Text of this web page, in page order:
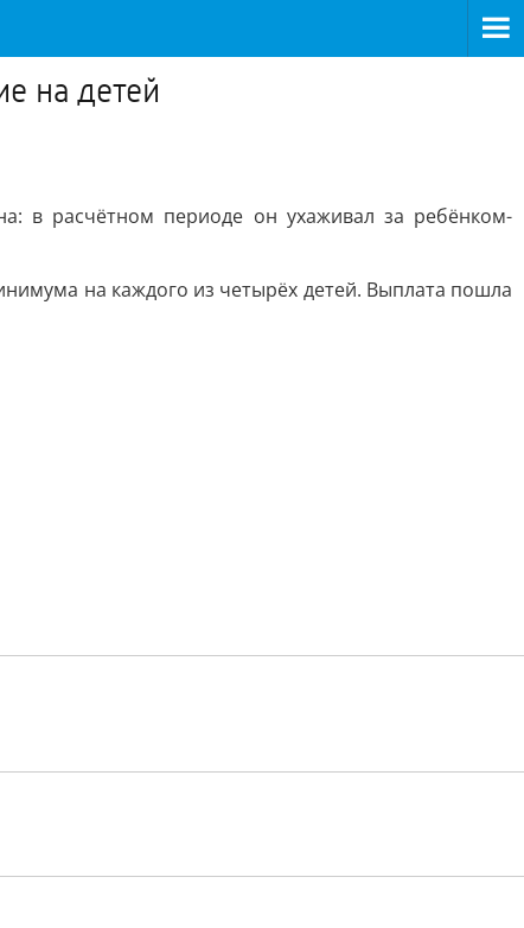
на детей
в расчётном периоде он ухаживал за ребёнком-
на каждого из четырёх детей. Выплата пошла